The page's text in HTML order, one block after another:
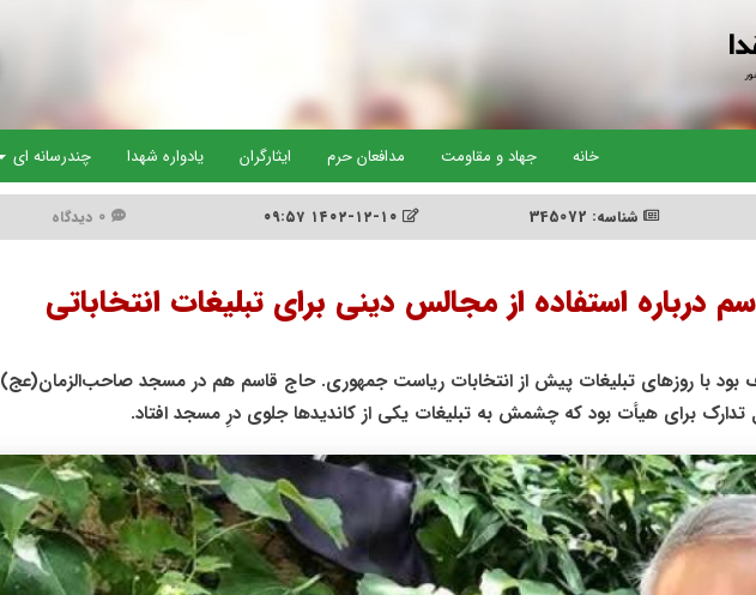
خانه جهاد و مقاومت مدافعان حرم ایثارگران یادواره شهدا چندرسانه ای
شناسه: 345072 ۱۴۰۲-۱۲-۱۰ ۰۹:۵۷
درباره استفاده از مجالس دینی برای تبلیغات انتخاباتی
سال ۱۳۷۶ مصادف بود با روزهای تبلیغات پیش از انتخابات ریاست جمهوری. حاج قاسم هم در مسجد صاحب‌الزمان(عج)
برای هیأت بود که چشمش به تبلیغات یکی از کاندیدها جلوی درِ مسجد افتاد.